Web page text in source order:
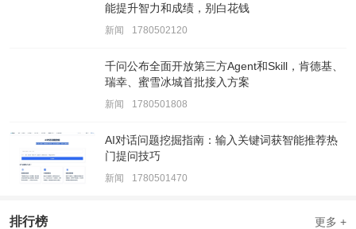
能提升智力和成绩，别白花钱
新闻 1780502120
千问公布全面开放第三方Agent和Skill，肯德基、
瑞幸、蜜雪冰城首批接入方案
新闻 1780501808
AI对话问题挖掘指南：输入关键词获智能推荐热
门提问技巧
新闻 1780501470
排行榜 更多 +